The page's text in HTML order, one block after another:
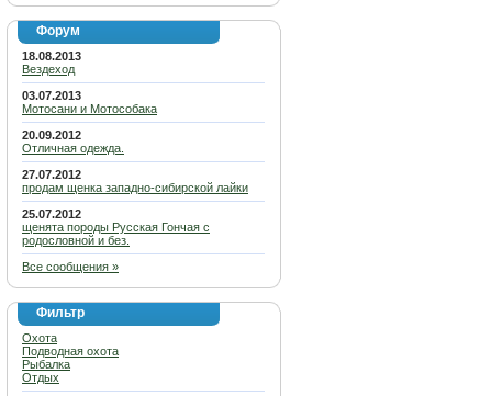
Форум
18.08.2013
Вездеход
03.07.2013
Мотосани и Мотособака
20.09.2012
Отличная одежда.
27.07.2012
продам щенка западно-сибирской лайки
25.07.2012
щенята породы Русская Гончая с
родословной и без.
Все сообщения »
Фильтр
Охота
Подводная охота
Рыбалка
Отдых